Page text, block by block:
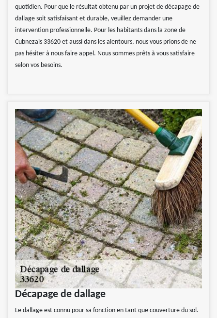
quotidien. Pour que le résultat obtenu par un projet de décapage de
dallage soit satisfaisant et durable, veuillez demander une
intervention professionnelle. Pour les habitants dans la zone de
Cubnezais 33620 et aussi dans les alentours, nous vous prions de ne
pas hésiter à nous faire appel. Nous sommes prêts à vous satisfaire
selon vos besoins.
Décapage de dallage
Le dallage est connu pour sa fonction en tant que couverture du sol.